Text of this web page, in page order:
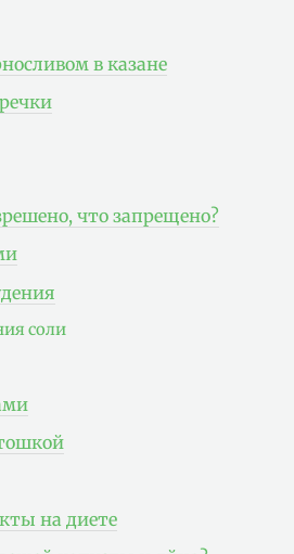
в казане
что запрещено?
соли
на диете